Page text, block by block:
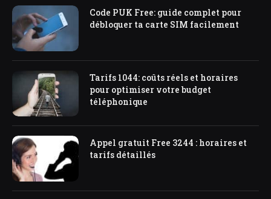
Code PUK Free: guide complet pour
débloquer ta carte SIM facilement
Tarifs 1044: coûts réels et horaires
pour optimiser votre budget
téléphonique
Appel gratuit Free 3244 : horaires et
tarifs détaillés